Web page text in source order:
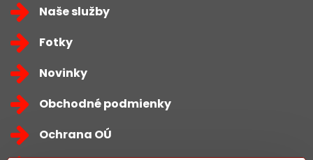
Naše služby
Fotky
Novinky
Obchodné podmienky
Ochrana OÚ